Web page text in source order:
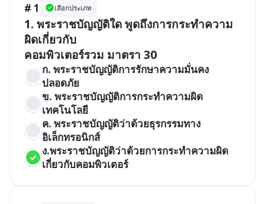
# 1 เลือกประเภท
1. พระราชบัญญัติใด พูดถึงการกระทำความ
ผิดเกี่ยวกับ
ก. พระราชบัญญัติการรักษาความมั่นคง
ปลอดภัย
ข. พระราชบัญญัติการกระทำความผิด
เทคโนโลยี
ค. พระราชบัญญัติว่าด้วยธุรกรรมทาง
อิเล็กทรอนิกส์
ง.พระราชบัญญัติว่าด้วยการกระทำความผิด
เกี่ยวกับคอมพิวเตอร์